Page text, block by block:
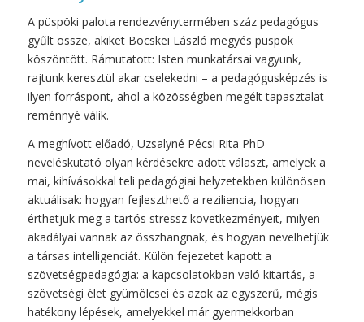
A püspöki palota rendezvénytermében száz pedagógus
gyűlt össze, akiket Böcskei László megyés püspök
köszöntött. Rámutatott: Isten munkatársai vagyunk,
rajtunk keresztül akar cselekedni – a pedagógusképzés is
ilyen forráspont, ahol a közösségben megélt tapasztalat
reménnyé válik.
A meghívott előadó, Uzsalyné Pécsi Rita PhD
neveléskutató olyan kérdésekre adott választ, amelyek a
mai, kihívásokkal teli pedagógiai helyzetekben különösen
aktuálisak: hogyan fejleszthető a reziliencia, hogyan
érthetjük meg a tartós stressz következményeit, milyen
akadályai vannak az összhangnak, és hogyan nevelhetjük
a társas intelligenciát. Külön fejezetet kapott a
szövetségpedagógia: a kapcsolatokban való kitartás, a
szövetségi élet gyümölcsei és azok az egyszerű, mégis
hatékony lépések, amelyekkel már gyermekkorban